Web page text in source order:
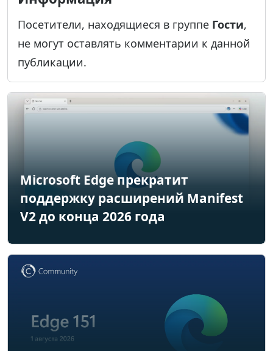
Посетители, находящиеся в группе Гости,
не могут оставлять комментарии к данной
публикации.
Microsoft Edge прекратит
поддержку расширений Manifest
V2 до конца 2026 года